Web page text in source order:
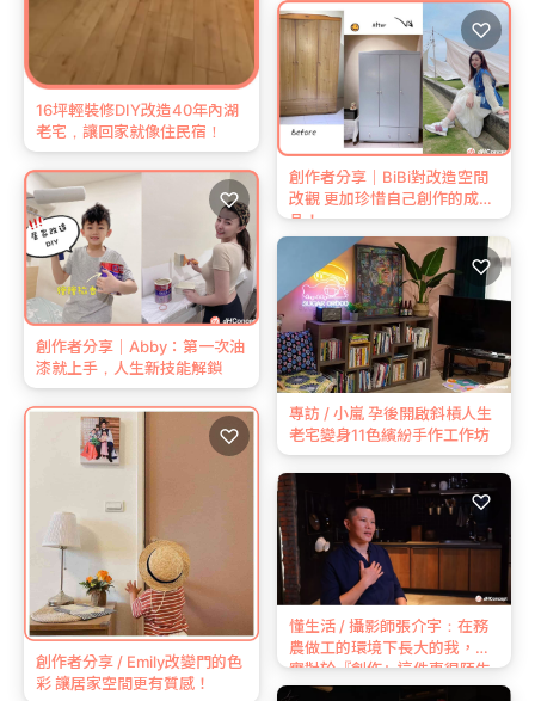
16坪輕裝修DIY改造40年內湖
老宅，讓回家就像住民宿！
創作者分享｜Abby：第一次油
漆就上手，人生新技能解鎖
♡
創作者分享｜BiBi對改造空間
改觀 更加珍惜自己創作的成
品！
♡
創作者分享 / Emily改變門的色
彩 讓居家空間更有質感！
♡
專訪 / 小嵐 孕後開啟斜槓人生
老宅變身11色繽紛手作工作坊
♡
懂生活 / 攝影師張介宇：在務
農做⼯的環境下長⼤的我，其
實對於『創作』這件事很陌⽣
♡